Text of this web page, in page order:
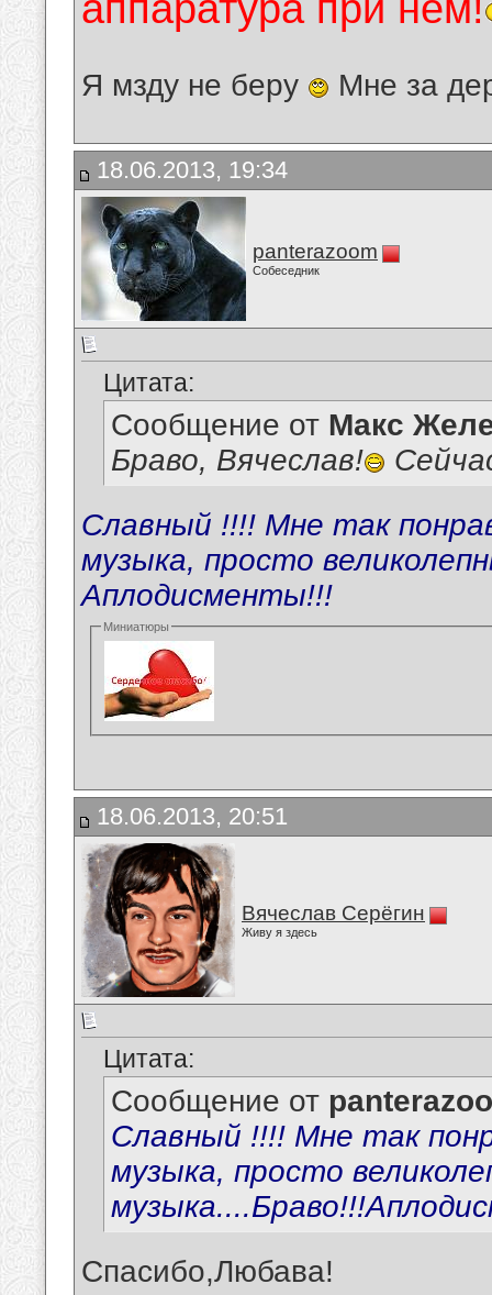
Я мзду не беру Мне за
18.06.2013, 19:34
panterazoom
Собеседник
Цитата:
Сообщение от Макс
Браво, Вячеслав!
Славный !!!! Мне так
музыка, просто
Аплодисменты!!!
Миниатюры
18.06.2013, 20:51
Вячеслав Серёгин
Живу я здесь
Цитата:
Сообщение от
Славный !!!! Мне так
музыка, просто
Спасибо,Любава!